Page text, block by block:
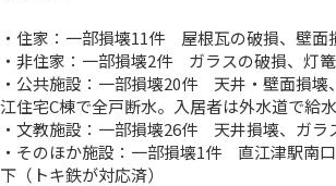
・住家：一部損壊11件 屋根瓦の破損、壁面
・非住家：一部損壊2件 ガラスの破損、灯
・公共施設：一部損壊20件 天井・壁面損壊
江住宅C棟で全戸断水。入居者は外水道で給水
・文教施設：一部損壊26件 天井損壊、ガラ
・そのほか施設：一部損壊1件 直江津駅南
下（トキ鉄が対応済）